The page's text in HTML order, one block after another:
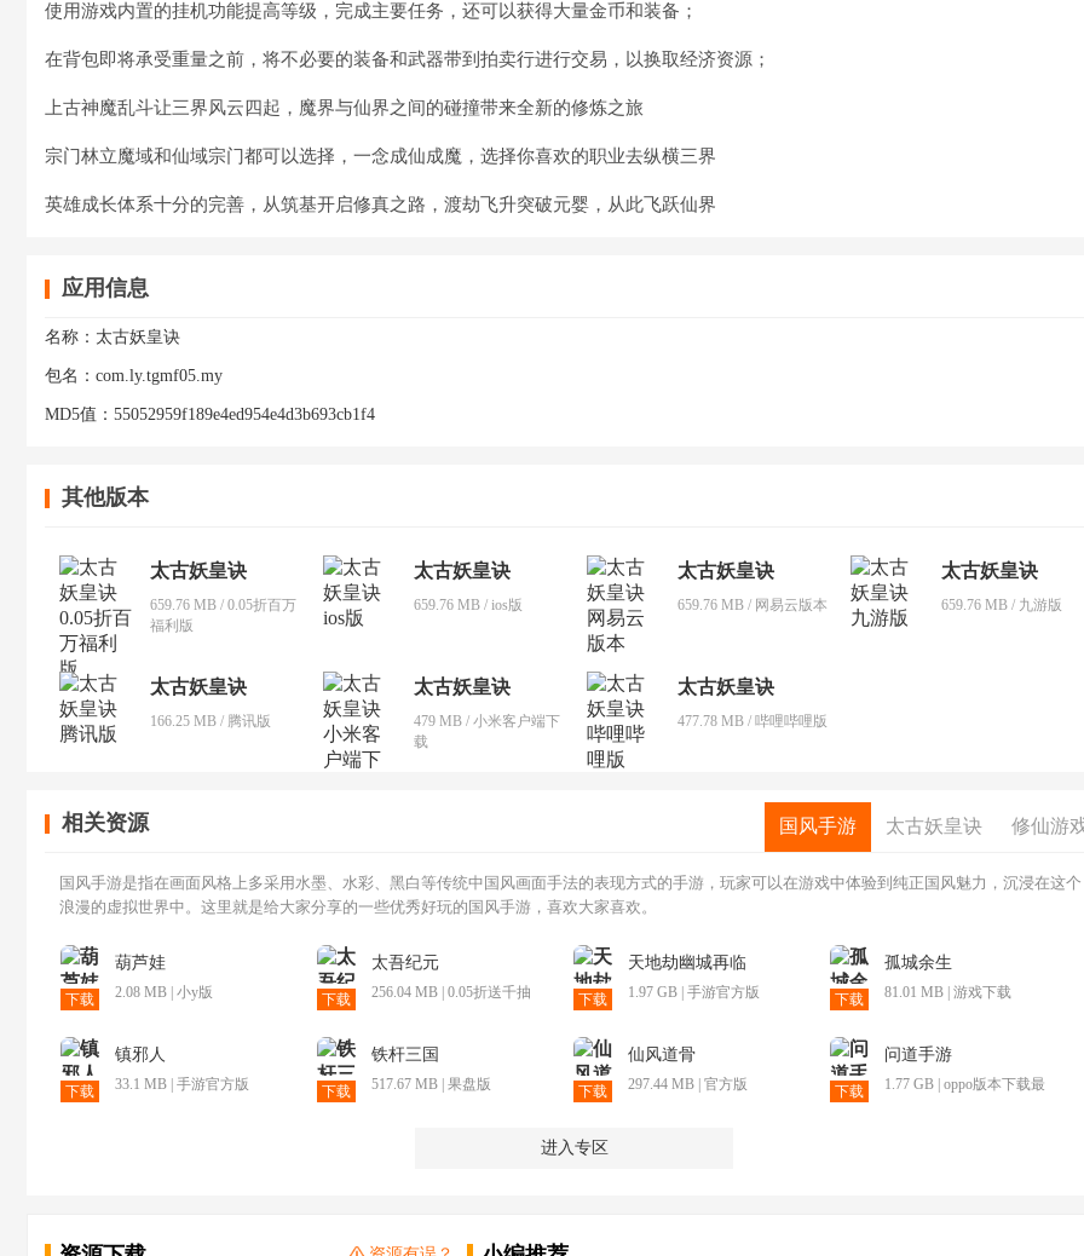
使用游戏内置的挂机功能提高等级，完成主要任务，还可以获得大量金币和装备；
在背包即将承受重量之前，将不必要的装备和武器带到拍卖行进行交易，以换取经济资源；
上古神魔乱斗让三界风云四起，魔界与仙界之间的碰撞带来全新的修炼之旅
宗门林立魔域和仙域宗门都可以选择，一念成仙成魔，选择你喜欢的职业去纵横三界
英雄成长体系十分的完善，从筑基开启修真之路，渡劫飞升突破元婴，从此飞跃仙界
应用信息
名称： 太古妖皇诀
包名： com.ly.tgmf05.my
MD5值： 55052959f189e4ed954e4d3b693cb1f4
其他版本
太古妖皇诀
659.76 MB / 0.05折百万
福利版
太古妖皇诀
659.76 MB / ios版
太古妖皇诀
659.76 MB / 网易云版本
太古妖皇诀
659.76 MB / 九游版
太古妖皇诀
166.25 MB / 腾讯版
太古妖皇诀
479 MB / 小米客户端下
载
太古妖皇诀
477.78 MB / 哔哩哔哩版
相关资源 国风手游 太古妖皇诀 修仙游
国风手游是指在画面风格上多采用水墨、水彩、黑白等传统中国风画面手法的表现方式的手游，玩家可以在游戏中体验到纯正国风魅力，沉浸在这个
浪漫的虚拟世界中。这里就是给大家分享的一些优秀好玩的国风手游，喜欢大家喜欢。
下载
葫芦娃
2.08 MB | 小y版 下载
太吾纪元
256.04 MB | 0.05折送千抽
下载
天地劫幽城再临
1.97 GB | 手游官方版 下载
孤城余生
81.01 MB | 游戏下载
下载
镇邪人
33.1 MB | 手游官方版 下载
铁杆三国
517.67 MB | 果盘版 下载
仙风道骨
297.44 MB | 官方版 下载
问道手游
1.77 GB | oppo版本下载最
进入专区